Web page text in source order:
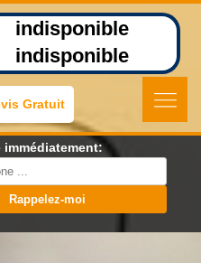
indisponible
indisponible
Gratuit
immédiatement: